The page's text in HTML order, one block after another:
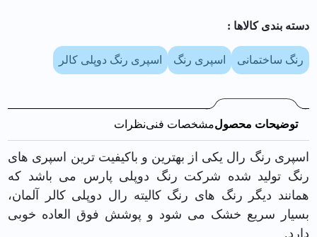
دسته بندی کالا‌ها :
رنگ ساختمانی اسپری رنگ اسپری رنگ دوپلی کالر
توضیحات محصولمشخصات فنینظرات
اسپری رنگ رال یکی از بهترین و باکیفیت ترین اسپری های
رنگ تولید شده شرکت رنگ دوپلی پارس می باشد که
همانند دیگر رنگ های رنگ کالیته رال دوپلی کالر آلمان،
بسیار سریع خشک می شود و پوشش فوق العاده خوبی
دارد.